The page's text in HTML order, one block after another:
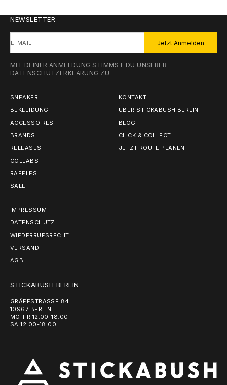
NEWSLETTER
E-MAIL Jetzt Anmelden
MIT DEINER ANMELDUNG STIMMST DU UNSERER
DATENSCHUTZERKLÄRUNG ZU.
SNEAKER
BEKLEIDUNG
ACCESSOIRES
BRANDS
RELEASES
COLLABS
RAFFLES
SALE
KONTAKT
ÜBER STICKABUSH BERLIN
BLOG
CLICK & COLLECT
JETZT ROUTE PLANEN
IMPRESSUM
DATENSCHUTZ
WIEDERRUFSRECHT
VERSAND
AGB
STICKABUSH BERLIN
GRÄFESTRASSE 84
10967 BERLIN
MO-FR 12:00-18:00
SA 12:00-18:00